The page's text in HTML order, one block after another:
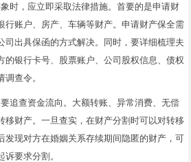
时，应立即采取法律措施。首要的是申请财
行账户、房产、车辆等财产。申请财产保全需
司出具保函的方式解决。同时，要详细梳理夫
的银行卡号、股票账户、公司股权信息、债权
查令。
追查资金流向。大额转账、异常消费、无偿
移财产。一旦查实，在财产分割时可以对转移
发现对方在婚姻关系存续期间隐匿的财产，可
要求分割。